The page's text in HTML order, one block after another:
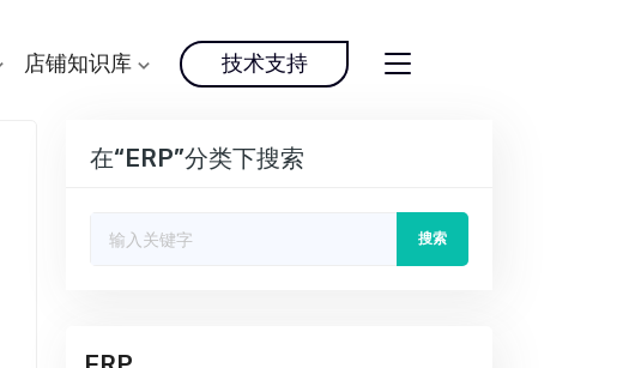
店铺知识库 技术支持
在“ERP”分类下搜索
搜索